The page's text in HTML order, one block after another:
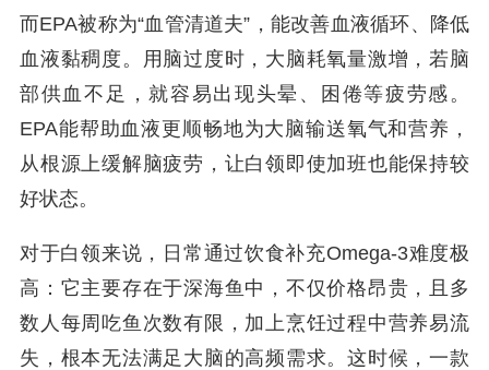
而EPA被称为“血管清道夫”，能改善血液循环、降低
血液黏稠度。用脑过度时，大脑耗氧量激增，若脑
部供血不足，就容易出现头晕、困倦等疲劳感。
EPA能帮助血液更顺畅地为大脑输送氧气和营养，
从根源上缓解脑疲劳，让白领即使加班也能保持较
好状态。
对于白领来说，日常通过饮食补充Omega-3难度极
高：它主要存在于深海鱼中，不仅价格昂贵，且多
数人每周吃鱼次数有限，加上烹饪过程中营养易流
失，根本无法满足大脑的高频需求。这时候，一款